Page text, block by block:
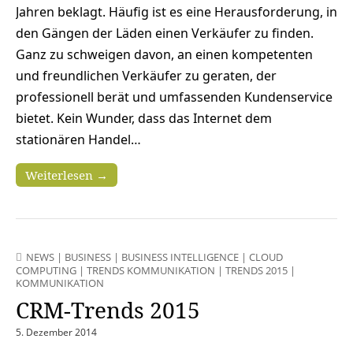
Jahren beklagt. Häufig ist es eine Herausforderung, in
den Gängen der Läden einen Verkäufer zu finden.
Ganz zu schweigen davon, an einen kompetenten
und freundlichen Verkäufer zu geraten, der
professionell berät und umfassenden Kundenservice
bietet. Kein Wunder, dass das Internet dem
stationären Handel…
Weiterlesen →
NEWS | BUSINESS | BUSINESS INTELLIGENCE | CLOUD
COMPUTING | TRENDS KOMMUNIKATION | TRENDS 2015 |
KOMMUNIKATION
CRM-Trends 2015
5. Dezember 2014